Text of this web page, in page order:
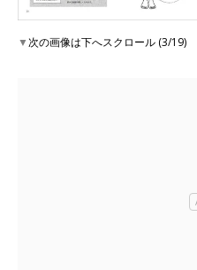
▼次の画像は下へスクロール (3/19)